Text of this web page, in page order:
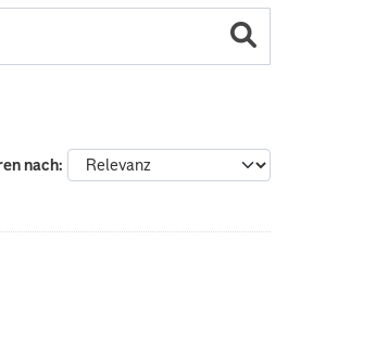
nach